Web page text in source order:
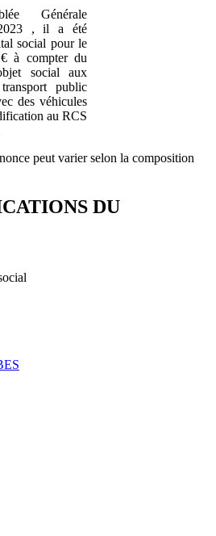
Générale
2023 , il a été
social pour le
à compter du
social aux
public
des véhicules
au RCS
peut varier selon la composition
DU